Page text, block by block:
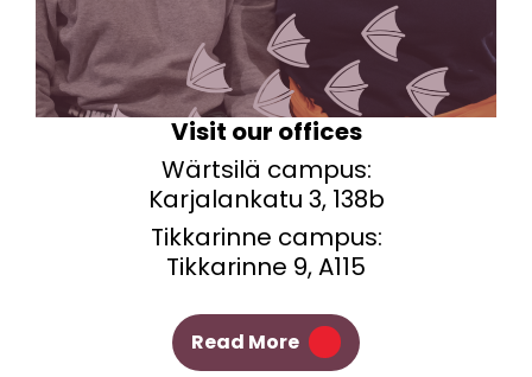
Visit our offices
Wärtsilä campus:
Karjalankatu 3, 138b
Tikkarinne campus:
Tikkarinne 9, A115
Read More